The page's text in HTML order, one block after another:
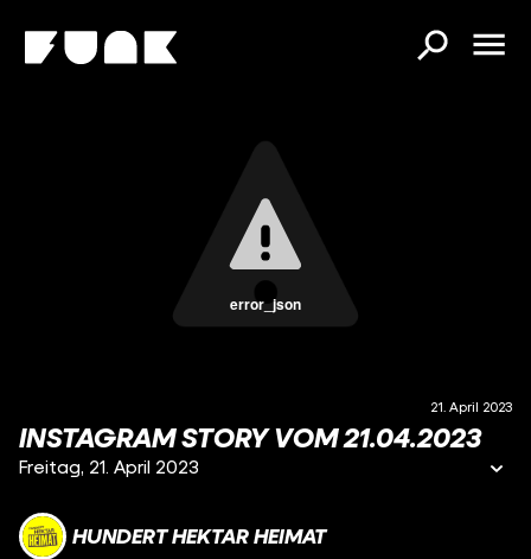
error_json
21. April 2023
INSTAGRAM STORY VOM 21.04.2023
Freitag, 21. April 2023
HUNDERT HEKTAR HEIMAT